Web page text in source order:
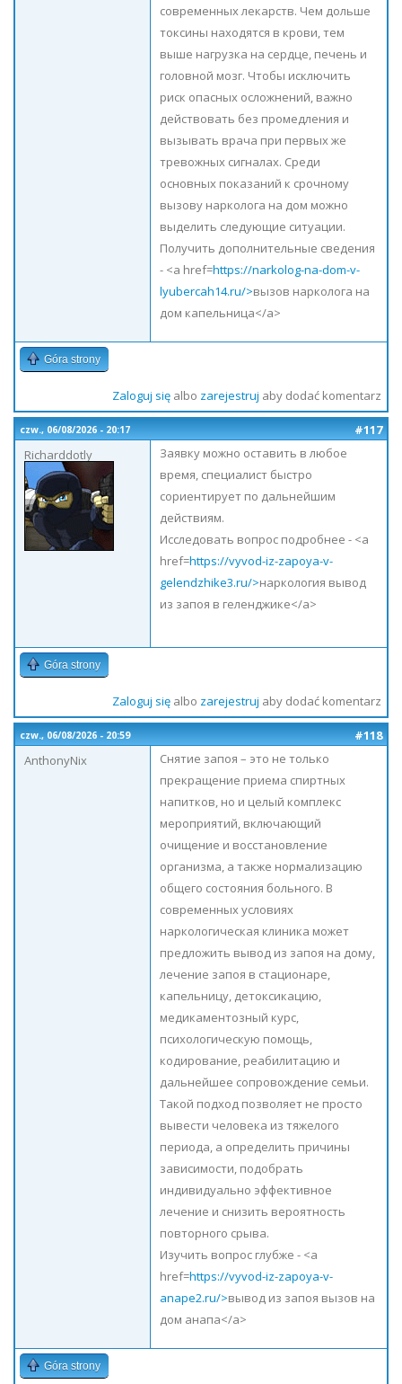
современных лекарств. Чем дольше
токсины находятся в крови, тем
выше нагрузка на сердце, печень и
головной мозг. Чтобы исключить
риск опасных осложнений, важно
действовать без промедления и
вызывать врача при первых же
тревожных сигналах. Среди
основных показаний к срочному
вызову нарколога на дом можно
выделить следующие ситуации.
Получить дополнительные сведения
- <a href=https://narkolog-na-dom-v-
lyubercah14.ru/>вызов нарколога на
дом капельница</a>
Góra strony
Zaloguj sięalbo zarejestruj aby dodać komentarz
czw., 06/08/2026 - 20:17
#117
Richarddotly
Заявку можно оставить в любое
время, специалист быстро
сориентирует по дальнейшим
действиям.
Исследовать вопрос подробнее - <a
href=https://vyvod-iz-zapoya-v-
gelendzhike3.ru/>наркология вывод
из запоя в геленджике</a>
Góra strony
Zaloguj sięalbo zarejestruj aby dodać komentarz
czw., 06/08/2026 - 20:59
#118
AnthonyNix
Снятие запоя – это не только
прекращение приема спиртных
напитков, но и целый комплекс
мероприятий, включающий
очищение и восстановление
организма, а также нормализацию
общего состояния больного. В
современных условиях
наркологическая клиника может
предложить вывод из запоя на дому,
лечение запоя в стационаре,
капельницу, детоксикацию,
медикаментозный курс,
психологическую помощь,
кодирование, реабилитацию и
дальнейшее сопровождение семьи.
Такой подход позволяет не просто
вывести человека из тяжелого
периода, а определить причины
зависимости, подобрать
индивидуально эффективное
лечение и снизить вероятность
повторного срыва.
Изучить вопрос глубже - <a
href=https://vyvod-iz-zapoya-v-
anape2.ru/>вывод из запоя вызов на
дом анапа</a>
Góra strony